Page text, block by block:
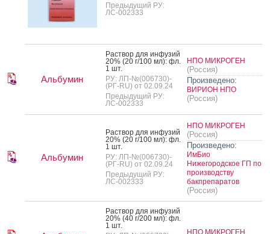
Предыдущий РУ:
ЛС-002333
Альбумин
Рас­твор для ин­фу­зий
20% (20 г/100 мл): фл.
1 шт.
РУ: ЛП-№(006730)-
(РГ-RU) от 02.09.24
Предыдущий РУ:
ЛС-002333
НПО МИКРОГЕН
(Россия)
Произведено:
ВИРИОН НПО
(Россия)
Альбумин
Рас­твор для ин­фу­зий
20% (20 г/100 мл): фл.
1 шт.
РУ: ЛП-№(006730)-
(РГ-RU) от 02.09.24
Предыдущий РУ:
ЛС-002333
НПО МИКРОГЕН
(Россия)
Произведено:
ИмБио
Нижегородское ГП по
производству
бакпрепаратов
(Россия)
Рас­твор для ин­фу­зий
20% (40 г/200 мл): фл.
1 шт.
НПО МИКРОГЕН